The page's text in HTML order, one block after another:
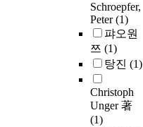
Schroepfer,
Peter(1)
퍄오원
쯔 (1)
탕진 (1)
Christoph
Unger 著
(1)